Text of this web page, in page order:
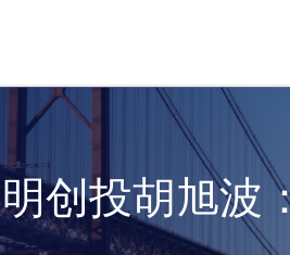
创投胡旭波
创投周志峰
：中国或将
明创投陈侃：
创投邝子平
资金